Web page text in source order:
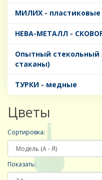
МИЛИХ - пластиковые
НЕВА-МЕТАЛЛ -
Опытный стекольный
стаканы)
ТУРКИ - медные
Цветы
Сортировка:
Показать: